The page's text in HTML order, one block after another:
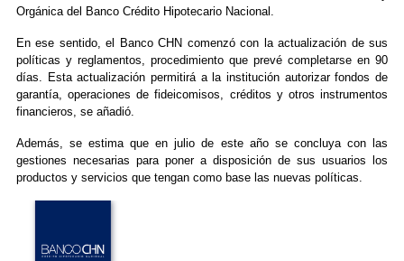
Orgánica del Banco Crédito Hipotecario Nacional.
En ese sentido, el Banco CHN comenzó con la actualización de sus
políticas y reglamentos, procedimiento que prevé completarse en 90
días. Esta actualización permitirá a la institución autorizar fondos de
garantía, operaciones de fideicomisos, créditos y otros instrumentos
financieros, se añadió.
Además, se estima que en julio de este año se concluya con las
gestiones necesarias para poner a disposición de sus usuarios los
productos y servicios que tengan como base las nuevas políticas.